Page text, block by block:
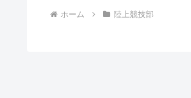
ホーム 陸上競技部